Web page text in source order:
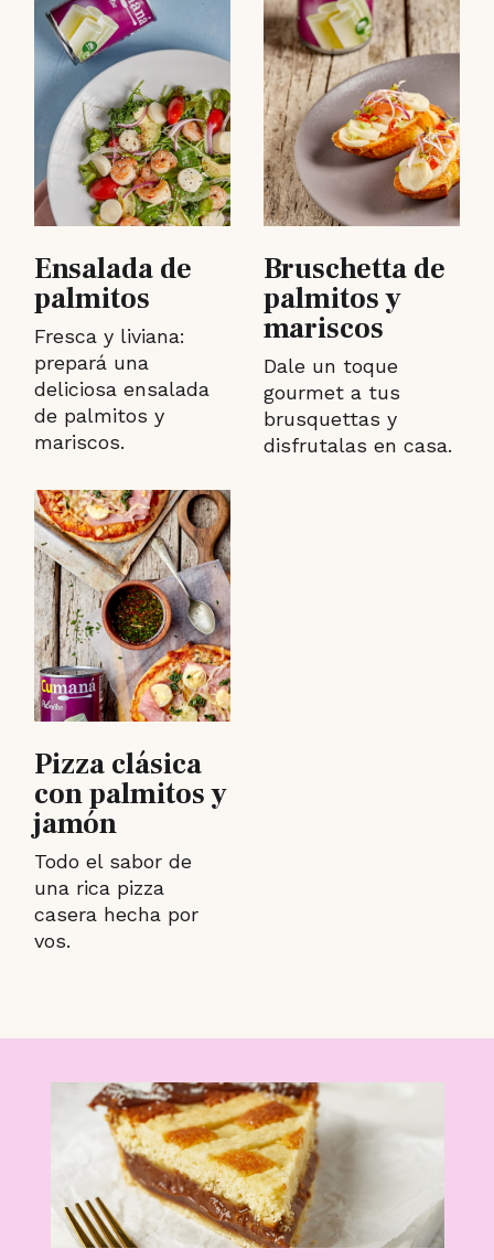
Ensalada de
palmitos
Fresca y liviana:
prepará una
deliciosa ensalada
de palmitos y
mariscos.
Bruschetta de
palmitos y
mariscos
Dale un toque
gourmet a tus
brusquettas y
disfrutalas en casa.
Pizza clásica
con palmitos y
jamón
Todo el sabor de
una rica pizza
casera hecha por
vos.